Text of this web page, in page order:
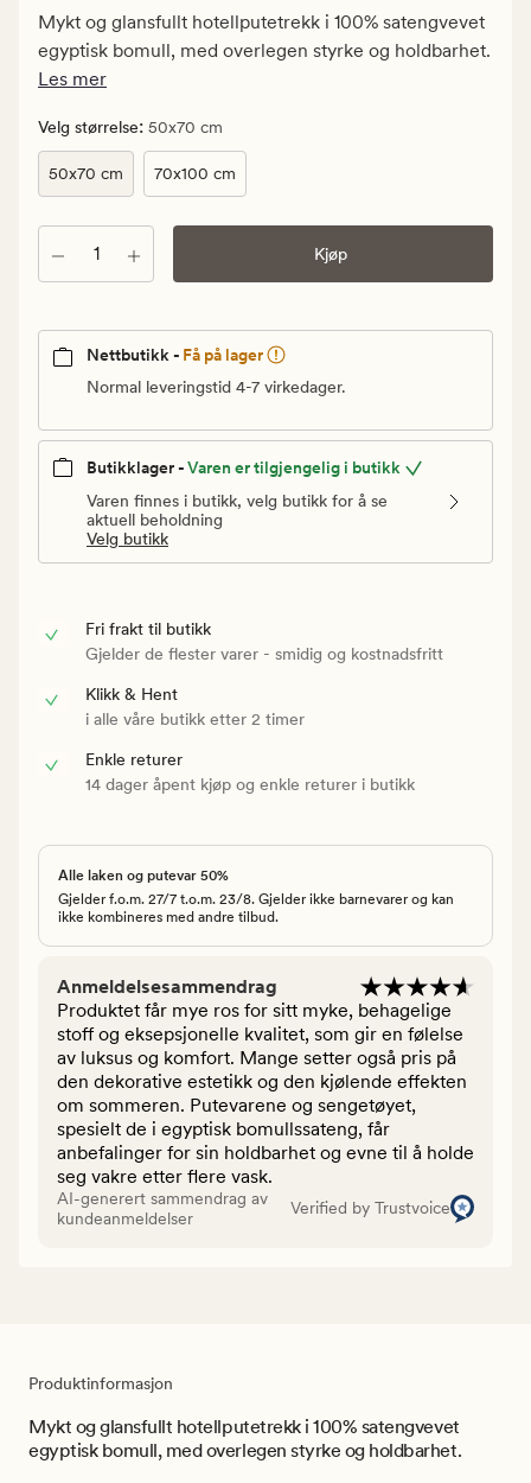
kr.
Vanlig
pris
kr
Mykt og glansfullt hotellputetrekk i 100% satengvevet
egyptisk bomull, med overlegen styrke og holdbarhet.
Les mer
Velg størrelse: 50x70 cm
50x70 cm 70x100 cm
Antall Kjøp
Nettbutikk - Få på lager
Normal leveringstid 4-7 virkedager.
Butikklager -Varen er tilgjengelig i butikk
Varen finnes i butikk, velg butikk for å se
aktuell beholdning
Velg butikk
Fri frakt til butikk
Gjelder de flester varer - smidig og kostnadsfritt
Klikk & Hent
i alle våre butikk etter 2 timer
Enkle returer
14 dager åpent kjøp og enkle returer i butikk
Alle laken og putevar 50%
Gjelder f.o.m. 27/7 t.o.m. 23/8. Gjelder ikke barnevarer og kan
ikke kombineres med andre tilbud.
Anmeldelsesammendrag
Produktet får mye ros for sitt myke, behagelige
stoff og eksepsjonelle kvalitet, som gir en følelse
av luksus og komfort. Mange setter også pris på
den dekorative estetikk og den kjølende effekten
om sommeren. Putevarene og sengetøyet,
spesielt de i egyptisk bomullssateng, får
anbefalinger for sin holdbarhet og evne til å holde
seg vakre etter flere vask.
AI-generert sammendrag av
kundeanmeldelser
Verified by Trustvoice
Produktinformasjon
Mykt og glansfullt hotellputetrekk i 100% satengvevet
egyptisk bomull, med overlegen styrke og holdbarhet.